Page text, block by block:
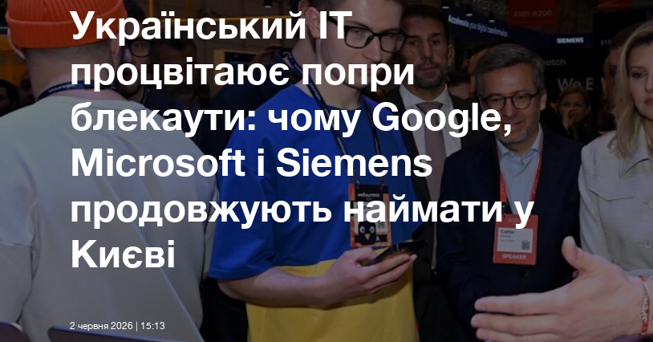
Український ІТ
процвітаює попри
блекаути: чому Google,
Microsoft і Siemens
продовжують наймати у
Києві
2 червня 2026 | 15:13